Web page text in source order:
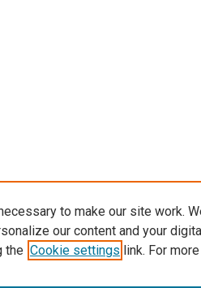
to make our site work.
our content and your
the Cookie settings link. For